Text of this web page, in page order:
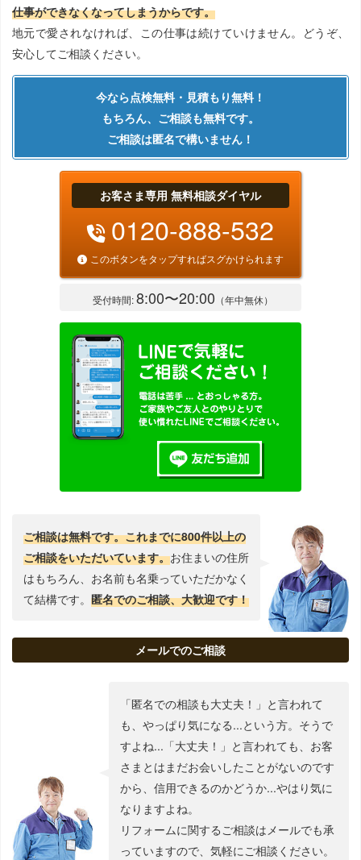
仕事ができなくなってしまうからです。
地元で愛されなければ、この仕事は続けていけません。どうぞ、
安心してご相談ください。
今なら点検無料・見積もり無料！
もちろん、ご相談も無料です。
ご相談は匿名で構いません！
お客さま専用 無料相談ダイヤル
0120-888-532
このボタンをタップすればスグかけられます
受付時間:8:00〜20:00 （年中無休）
ご相談は無料です。これまでに800件以上の
ご相談をいただいています。お住まいの住所
はもちろん、お名前も名乗っていただかなく
て結構です。 匿名でのご相談、大歓迎です！
メールでのご相談
「匿名での相談も大丈夫！」と言われて
も、やっぱり気になる...という方。そうで
すよね...「大丈夫！」と言われても、お客
さまとはまだお会いしたことがないのです
から、信用できるのかどうか...やはり気に
なりますよね。
リフォームに関するご相談はメールでも承
っていますので、気軽にご相談ください。